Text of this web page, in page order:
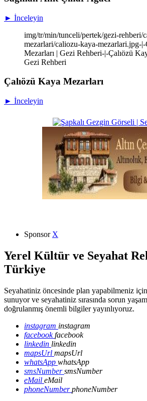
► İnceleyin
img/tr/min/tunceli/pertek/gezi-rehberi/
mezarlari/caliozu-kaya-mezarlari.jpg-|-
Mezarları | Gezi Rehberi-|-Çalıözü
Gezi Rehberi
Çalıözü Kaya Mezarları
► İnceleyin
Sponsor X
Yerel Kültür ve Seyahat
Türkiye
Seyahatiniz öncesinde plan yapabilmeniz
sunuyor ve seyahatiniz sırasında sorun
doğrulanmış önemli bilgiler yayınlıyoruz.
instagram instagram
facebookfacebook
linkedin linkedin
mapsUrl mapsUrl
whatsApp whatsApp
smsNumbersmsNumber
eMail eMail
phoneNumberphoneNumber